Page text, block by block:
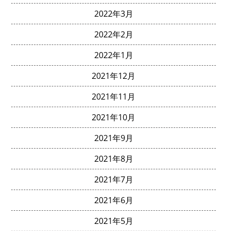
2022年3月
2022年2月
2022年1月
2021年12月
2021年11月
2021年10月
2021年9月
2021年8月
2021年7月
2021年6月
2021年5月